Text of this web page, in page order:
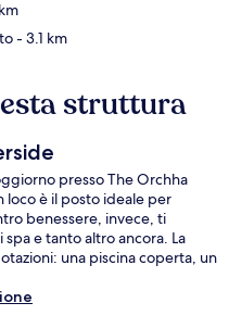
- 3.1 km
struttura
presso The Orchha
loco è il posto ideale per
benessere, invece, ti
e tanto altro ancora. La
una piscina coperta, un